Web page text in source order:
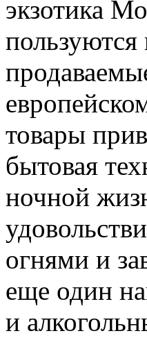
экзотика
товары
бытовая
ночной
огнями и
еще один
и